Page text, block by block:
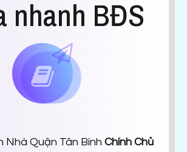
nhanh BĐS
Nhà Quận Tân Bình Chính Chủ